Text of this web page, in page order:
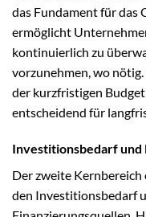
das Fundament für das
ermöglicht
kontinuierlich zu
vorzunehmen, wo
der kurzfristigen
entscheidend für
Investitionsbedarf und
Der zweite Kernbereich
den Investitionsbedarf